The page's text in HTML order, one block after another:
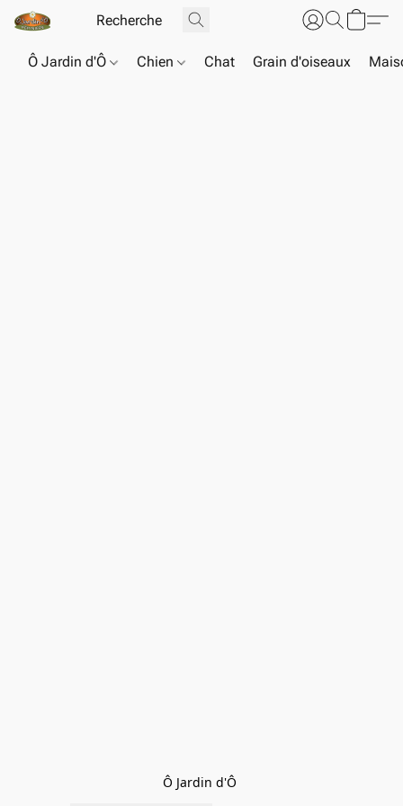
Ô Jardin d'Ô Chien Chat Grain d'oiseaux
Ô Jardin d'Ô